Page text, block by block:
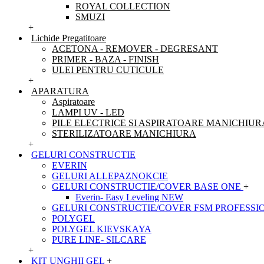
ROYAL COLLECTION
SMUZI
+
Lichide Pregatitoare
ACETONA - REMOVER - DEGRESANT
PRIMER - BAZA - FINISH
ULEI PENTRU CUTICULE
+
APARATURA
Aspiratoare
LAMPI UV - LED
PILE ELECTRICE SI ASPIRATOARE
STERILIZATOARE MANICHIURA
+
GELURI CONSTRUCTIE
EVERIN
GELURI ALLEPAZNOKCIE
GELURI CONSTRUCTIE/COVER BASE ONE +
Everin- Easy Leveling NEW
GELURI CONSTRUCTIE/COVER FSM
POLYGEL
POLYGEL KIEVSKAYA
PURE LINE- SILCARE
+
KIT UNGHII GEL +